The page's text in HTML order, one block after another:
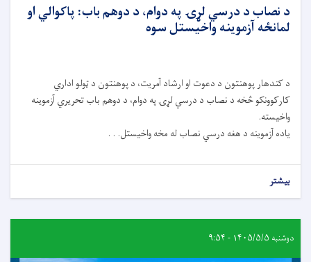
د نصاب د درسي لړۍ په دوام، د دوهم باب: پاکوالي او
لمانځه آزموینه واخیستل سوه
د کندهار پوهنتون د دعوت او ارشاد آمریت، د پوهنتون د ټولو اداري
کارکوونکو څخه د نصاب د درسي لړۍ په دوام، د دوهم باب تحریري آزموینه
واخیسته.
یاده آزموینه د هغه درسي نصاب له مخه واخیستل. . .
بیشتر
دوشنبه ۱۴۰۵/۵/۵ - ۹:۵۴